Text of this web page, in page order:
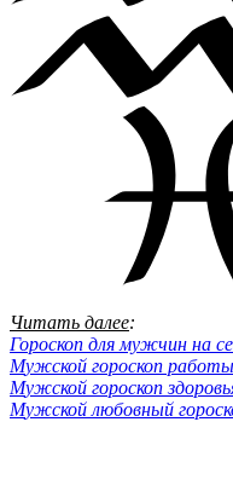
Читать далее:
Гороскоп для мужчин на
Мужской гороскоп
Мужской гороскоп
Мужской любовный